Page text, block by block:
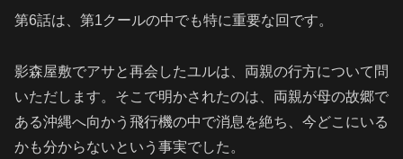
第6話は、第1クールの中でも特に重要な回です。
影森屋敷でアサと再会したユルは、両親の行方について問
いただします。そこで明かされたのは、両親が母の故郷で
ある沖縄へ向かう飛行機の中で消息を絶ち、今どこにいる
かも分からないという事実でした。